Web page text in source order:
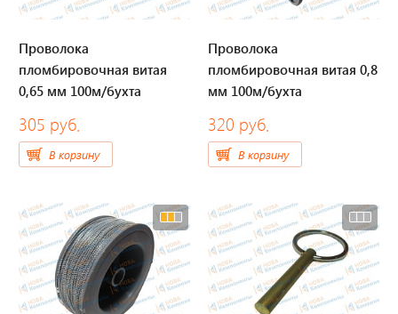
Проволока
пломбировочная витая
0,65 мм 100м/бухта
305 руб.
В корзину
Проволока
пломбировочная витая 0,8
мм 100м/бухта
320 руб.
В корзину